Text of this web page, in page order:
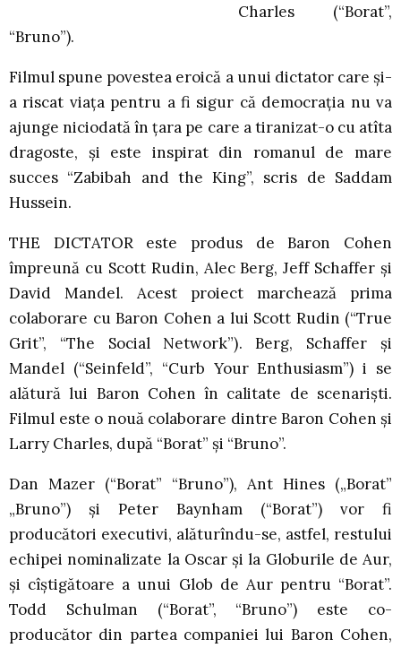
Charles (“Borat”,
“Bruno”).
Filmul spune povestea eroică a unui dictator care şi-
a riscat viaţa pentru a fi sigur că democraţia nu va
ajunge niciodată în ţara pe care a tiranizat-o cu atîta
dragoste, şi este inspirat din romanul de mare
succes “Zabibah and the King”, scris de Saddam
Hussein.
THE DICTATOR este produs de Baron Cohen
împreună cu Scott Rudin, Alec Berg, Jeff Schaffer şi
David Mandel. Acest proiect marchează prima
colaborare cu Baron Cohen a lui Scott Rudin (“True
Grit”, “The Social Network”). Berg, Schaffer şi
Mandel (“Seinfeld”, “Curb Your Enthusiasm”) i se
alătură lui Baron Cohen în calitate de scenarişti.
Filmul este o nouă colaborare dintre Baron Cohen şi
Larry Charles, după “Borat” şi “Bruno”.
Dan Mazer (“Borat” “Bruno”), Ant Hines („Borat”
„Bruno”) şi Peter Baynham (“Borat”) vor fi
producători executivi, alăturîndu-se, astfel, restului
echipei nominalizate la Oscar şi la Globurile de Aur,
şi cîştigătoare a unui Glob de Aur pentru “Borat”.
Todd Schulman (“Borat”, “Bruno”) este co-
producător din partea companiei lui Baron Cohen,